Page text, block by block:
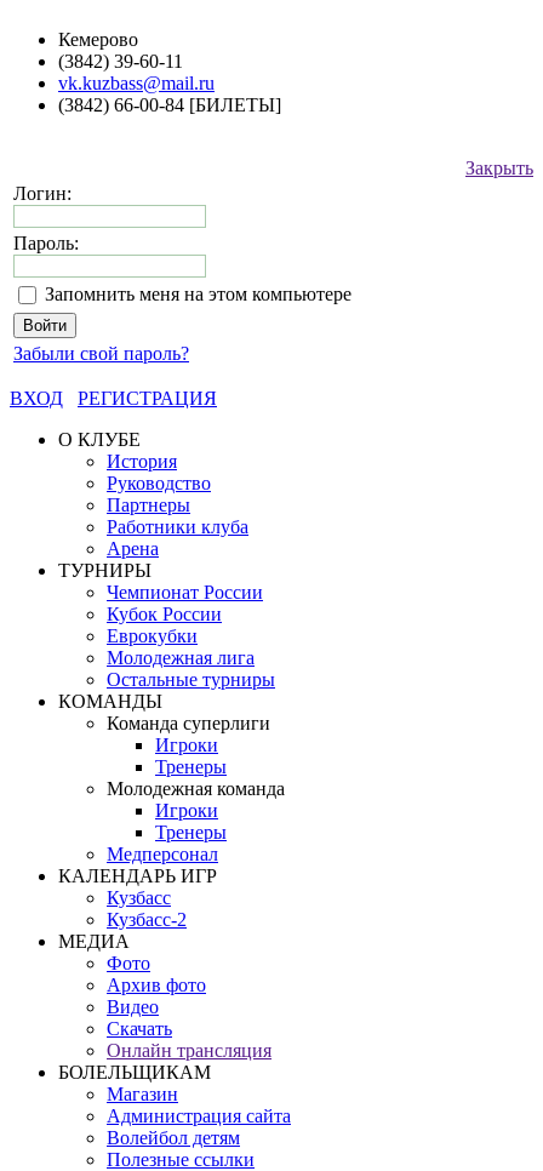
Кемерово
(3842) 39-60-11
vk.kuzbass@mail.ru
(3842) 66-00-84 [БИЛЕТЫ]
Закрыть
Логин:
Пароль:
Запомнить меня на этом компьютере
Забыли свой пароль?
ВХОД
РЕГИСТРАЦИЯ
О КЛУБЕ
История
Руководство
Партнеры
Работники клуба
Арена
ТУРНИРЫ
Чемпионат России
Кубок России
Еврокубки
Молодежная лига
Остальные турниры
КОМАНДЫ
Команда суперлиги
Игроки
Тренеры
Молодежная команда
Игроки
Тренеры
Медперсонал
КАЛЕНДАРЬ ИГР
Кузбасс
Кузбасс-2
МЕДИА
Фото
Архив фото
Видео
Скачать
Онлайн трансляция
БОЛЕЛЬЩИКАМ
Магазин
Администрация сайта
Волейбол детям
Полезные ссылки